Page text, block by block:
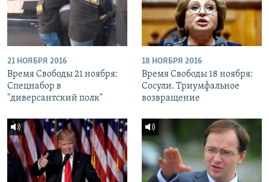
21 НОЯБРЯ 2016
Время Свободы 21 ноября:
Спецнабор в
"диверсантский полк"
18 НОЯБРЯ 2016
Время Свободы 18 ноября:
Сосули. Триумфальное
возвращение